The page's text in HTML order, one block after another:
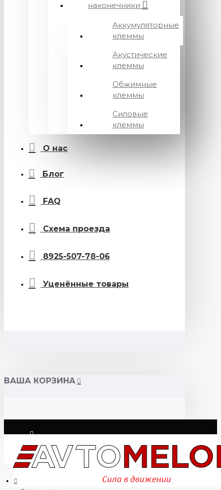
наконечники
Аккумуляторные
клеммы
Акустические
клеммы
Обжимные
клеммы
Силовые
клеммы
О нас
Блог
FAQ
Схема проезда
8925-507-78-06
Уценённые товары
ВАША КОРЗИНА
Логин
Регистрация